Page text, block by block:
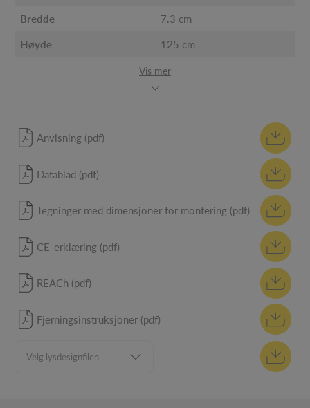
Bredde 7.3 cm
Høyde 125 cm
Vis mer
Anvisning (pdf)
Datablad (pdf)
Tegninger med dimensjoner for montering (pdf)
CE-erklæring (pdf)
REACh (pdf)
Fjerningsinstruksjoner (pdf)